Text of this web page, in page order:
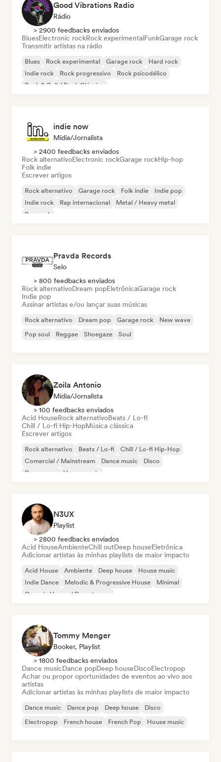
Good Vibrations Radio
Rádio
> 2900 feedbacks enviados
BluesElectronic rockRock experimentalFunkGarage rock
Transmitir artistas na rádio
Blues Rock experimental Garage rock
Hard rock
Indie rock
Rock progressivo
Rock psicodélico
Rock & Roll / Rock Clássico
indie now
Mídia/Jornalista
> 2400 feedbacks enviados
Rock alternativoElectronic rockGarage rockHip-hop
Folk indie
Escrever artigos
Rock alternativo Garage rock Folk indie
Indie pop
Indie rock
Rap internacional
Metal / Heavy metal
Pop rock
Pravda Records
Selo
> 800 feedbacks enviados
Rock alternativoDream popEletrônicaGarage rock
Indie pop
Assinar artistas e/ou lançar suas músicas
Rock alternativo Dream pop Garage rock
New wave
Pop soul
Reggae Shoegaze Soul
Zoila Antonio
Mídia/Jornalista
> 100 feedbacks enviados
Acid HouseRock alternativoBeats / Lo-fi
Chill / Lo-fi Hip-HopMúsica clássica
Escrever artigos
Rock alternativo Beats / Lo-fi
Chill / Lo-fi Hip-Hop
Comercial / Mainstream
Dance music
Disco
Dream pop
House music
N3UX
Playlist
> 2800 feedbacks enviados
Acid HouseAmbienteChill outDeep houseEletrônica
Adicionar artistas às minhas playlists de maior impacto
Acid House Ambiente Deep house
House music
Indie Dance
Melodic & Progressive House
Minimal
Organic House / Downtempo
Tommy Menger
Booker, Playlist
> 1800 feedbacks enviados
Dance musicDance popDeep houseDiscoElectropop
Achar ou propor oportunidades de eventos ao vivo aos
artistas
Adicionar artistas às minhas playlists de maior impacto
Dance music Dance pop Deep house
Disco
Electropop
French house French Pop House music